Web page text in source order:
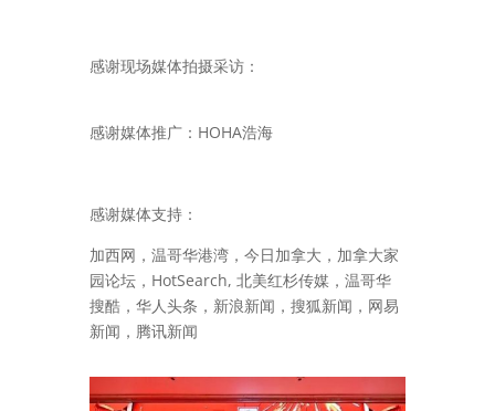
感谢现场媒体拍摄采访：
感谢媒体推广： HOHA浩海
感谢媒体支持：
加西网，温哥华港湾，今日加拿大，加拿大家
园论坛，HotSearch, 北美红杉传媒，温哥华
搜酷，华人头条，新浪新闻，搜狐新闻，网易
新闻，腾讯新闻